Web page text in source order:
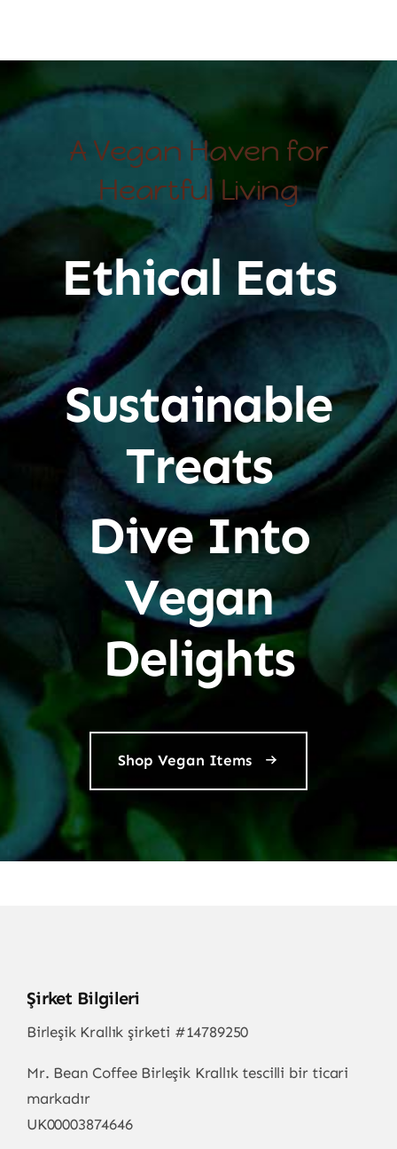
A Vegan Haven for
Heartful Living
Ethical Eats
Sustainable
Treats
Dive Into
Vegan
Delights
Shop Vegan Items
Şirket Bilgileri
Birleşik Krallık şirketi #14789250
Mr. Bean Coffee Birleşik Krallık tescilli bir ticari
markadır
UK00003874646